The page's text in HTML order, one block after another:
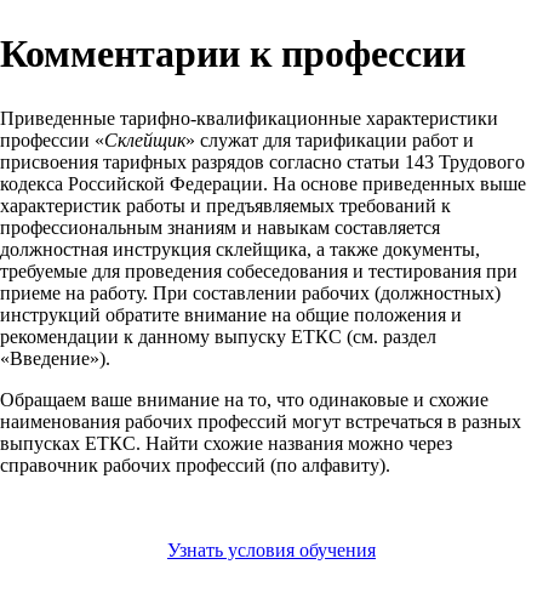
Комментарии к профессии
Приведенные тарифно-квалификационные характеристики
профессии «Склейщик» служат для тарификации работ и
присвоения тарифных разрядов согласно статьи 143 Трудового
кодекса Российской Федерации. На основе приведенных выше
характеристик работы и предъявляемых требований к
профессиональным знаниям и навыкам составляется
должностная инструкция склейщика, а также документы,
требуемые для проведения собеседования и тестирования при
приеме на работу. При составлении рабочих (должностных)
инструкций обратите внимание на общие положения и
рекомендации к данному выпуску ЕТКС (см. раздел
«Введение»).
Обращаем ваше внимание на то, что одинаковые и схожие
наименования рабочих профессий могут встречаться в разных
выпусках ЕТКС. Найти схожие названия можно через
справочник рабочих профессий (по алфавиту).
Узнать условия обучения